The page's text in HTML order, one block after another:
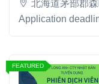
北海道茅部郡
Application
FEATURED